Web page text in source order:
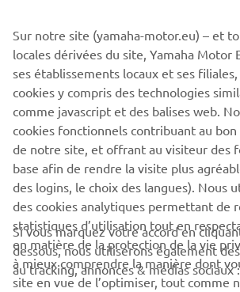
SITE OFFICIEL DE MARCO
CORPORATE
BUSINESS
Sur notre site (yamaha-motor.eu) – et
locales dérivées du site, Yamaha Motor
ses établissements locaux et ses
cookies y compris des technologies
comme javascript et des balises web.
cookies fonctionnels contribuant au
de notre site, et offrant au visiteur des
base afin de rendre la visite plus
des logins, le choix des langues). Nous
des cookies analytiques permettant de
statistiques d’utilisation tout en
en matière de la protection de la vie
à mieux comprendre la manière dont
site en vue de l’optimiser, tout comme
Si vous marquez votre accord en
dessous, nous utiliserons également
au tracking, annonces & médias sociaux :